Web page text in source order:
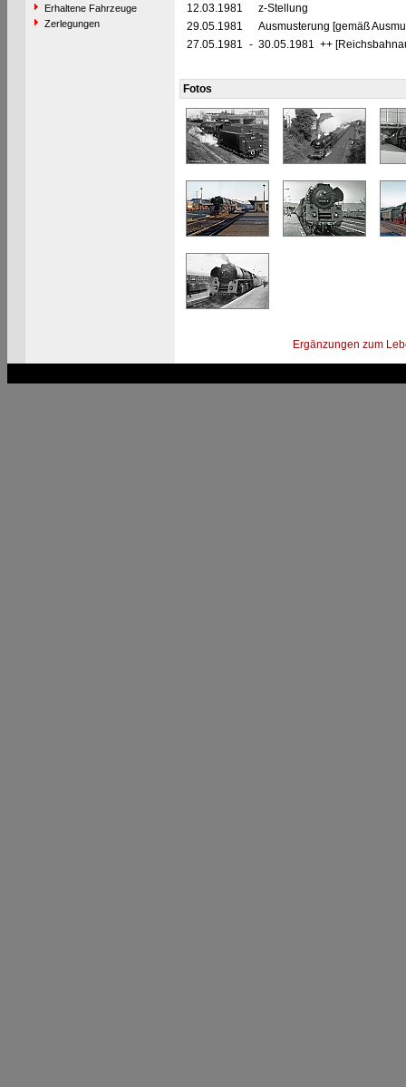
Erhaltene Fahrzeuge
Zerlegungen
12.03.1981
z-Stellung
29.05.1981
Ausmusterung [gemäß
27.05.1981 - 30.05.1981 ++
Fotos
Ergänzungen zum